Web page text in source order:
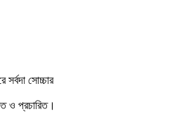
সর্বদা সোচ্চার
ও প্রচারিত।